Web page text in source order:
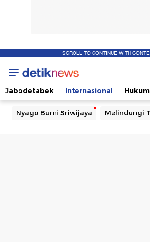
SCROLL TO CONTINUE WITH
Jabodetabek Internasional Hukum
Nyago Bumi Sriwijaya Melindungi